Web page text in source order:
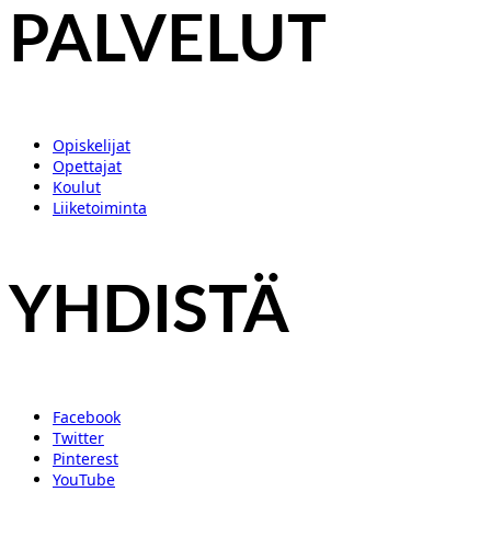
PALVELUT
Opiskelijat
Opettajat
Koulut
Liiketoiminta
YHDISTÄ
Facebook
Twitter
Pinterest
YouTube